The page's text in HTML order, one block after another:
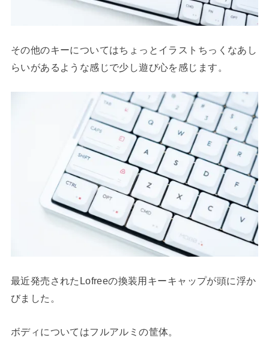
その他のキーについてはちょっとイラストちっくなあし
らいがあるような感じで少し遊び心を感じます。
最近発売されたLofreeの換装用キーキャップが頭に浮か
びました。
ボディについてはフルアルミの筐体。